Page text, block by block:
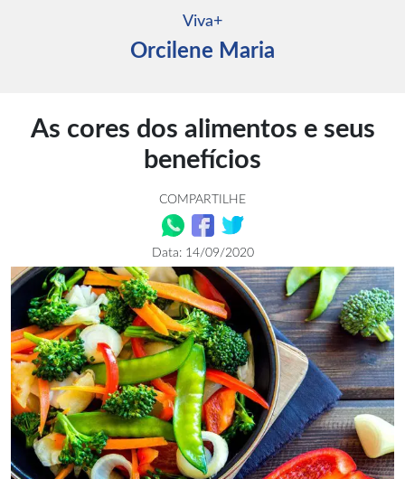
Viva+
Orcilene Maria
As cores dos alimentos e seus
benefícios
COMPARTILHE
Data: 14/09/2020